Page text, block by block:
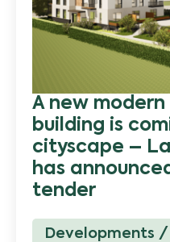
A new
building is
cityscape –
has
tender
Developments